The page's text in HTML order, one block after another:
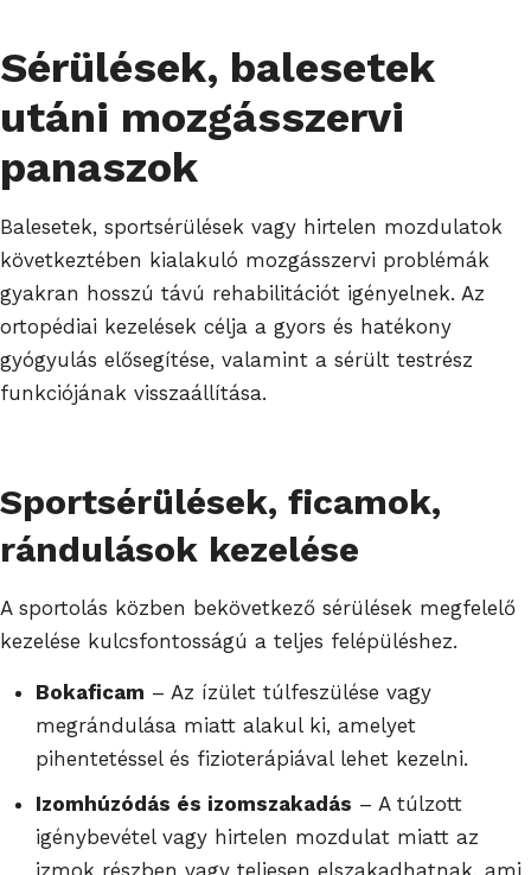
Sérülések, balesetek
utáni mozgásszervi
panaszok
Balesetek, sportsérülések vagy hirtelen mozdulatok
következtében kialakuló mozgásszervi problémák
gyakran hosszú távú rehabilitációt igényelnek. Az
ortopédiai kezelések célja a gyors és hatékony
gyógyulás elősegítése, valamint a sérült testrész
funkciójának visszaállítása.
Sportsérülések, ficamok,
rándulások kezelése
A sportolás közben bekövetkező sérülések megfelelő
kezelése kulcsfontosságú a teljes felépüléshez.
Bokaficam – Az ízület túlfeszülése vagy
megrándulása miatt alakul ki, amelyet
pihentetéssel és fizioterápiával lehet kezelni.
Izomhúzódás és izomszakadás – A túlzott
igénybevétel vagy hirtelen mozdulat miatt az
izmok részben vagy teljesen elszakadhatnak, ami